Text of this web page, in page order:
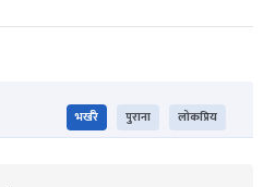
भर्खरै पुराना लोकप्रिय